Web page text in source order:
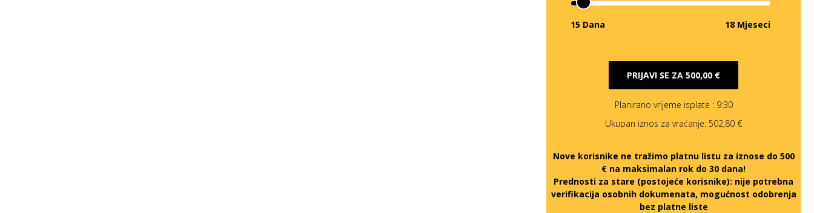
15 Dana 18 Mjeseci
PRIJAVI SE ZA 500,00 €
Planirano vrijeme isplate : 9:30
Ukupan iznos za vraćanje: 502,80 €
Nove korisnike ne tražimo platnu listu za iznose do 500
€ na maksimalan rok do 30 dana!
Prednosti za stare (postojeće korisnike): nije potrebna
verifikacija osobnih dokumenata, mogućnost odobrenja
bez platne liste